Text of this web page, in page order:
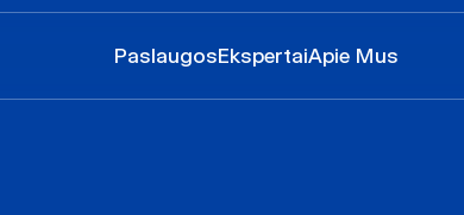
PaslaugosEkspertaiApie Mus